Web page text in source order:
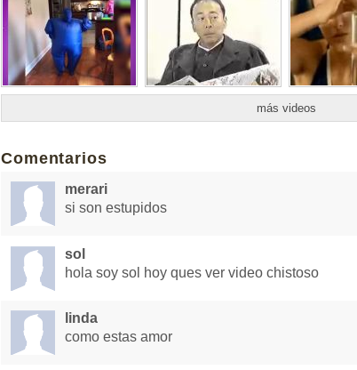
más videos
Comentarios
merari
si son estupidos
sol
hola soy sol hoy ques ver video chistoso
linda
como estas amor